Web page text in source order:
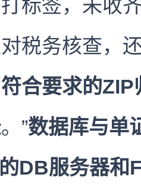
标签，未收
税务核查，
合要求的
。”数据库与单
DB服务器和